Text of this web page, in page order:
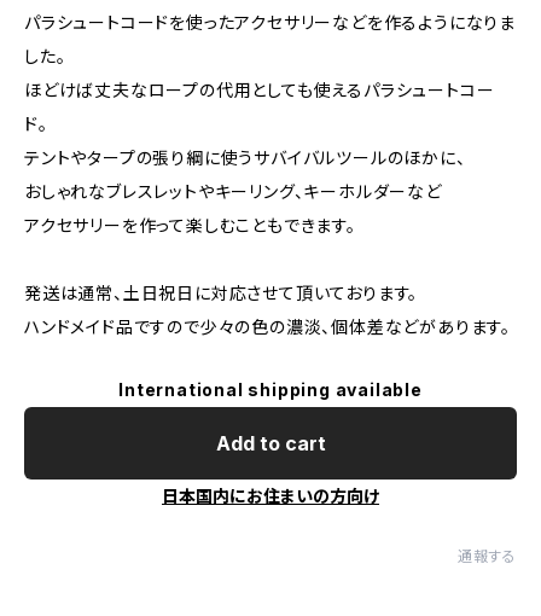
パラシュートコードを使ったアクセサリーなどを作るようになりま
した。
ほどけば丈夫なロープの代用としても使えるパラシュートコー
ド。
テントやタープの張り綱に使うサバイバルツールのほかに、
おしゃれなブレスレットやキーリング、キーホルダーなど
アクセサリーを作って楽しむこともできます。
発送は通常、土日祝日に対応させて頂いております。
ハンドメイド品ですので少々の色の濃淡、個体差などがあります。
International shipping available
Add to cart
日本国内にお住まいの方向け
通報する